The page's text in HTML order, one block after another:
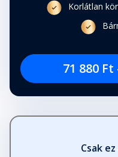
Korlátlan
71 880
Csak